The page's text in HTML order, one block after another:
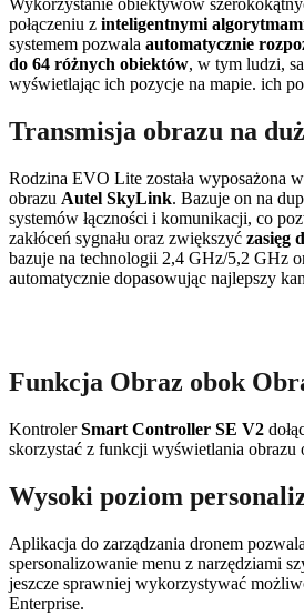
połączeniu z inteligentnymi
systemem pozwala automatycznie
do 64 różnych obiektów, w tym ludzi,
wyświetlając ich pozycje na mapie. ich
Transmisja obrazu na
Rodzina EVO Lite została wyposażona
obrazu Autel SkyLink. Bazuje on na
systemów łączności i komunikacji, co
zakłóceń sygnału oraz zwiększyć zasięg
bazuje na technologii 2,4 GHz/5,2 GHz
automatycznie dopasowując najlepszy
Funkcja Obraz obok
KontrolerSmart Controller SE V2
skorzystać z funkcji wyświetlania obrazu
Wysoki poziom
Aplikacja do zarządzania dronem
spersonalizowanie menu z narzędziami
jeszcze sprawniej wykorzystywać
Enterprise.